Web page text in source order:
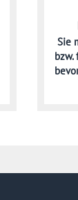
Sie
bzw.